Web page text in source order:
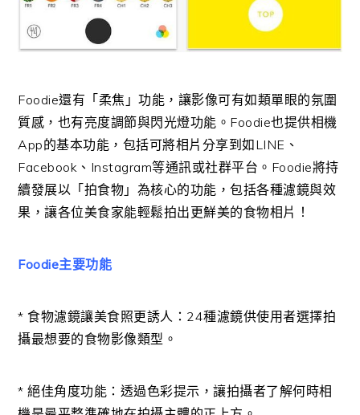
Foodie還有「柔焦」功能，讓影像可有如類單眼的氛圍
質感，也有亮度調節與閃光燈功能。Foodie也提供相機
App的基本功能，包括可將相片分享到如LINE、
Facebook、Instagram等通訊或社群平台。Foodie將持
續發展以「拍食物」為核心的功能，包括各種濾鏡與效
果，讓各位美食家能輕鬆拍出更鮮美的食物相片！
Foodie主要功能
* 食物濾鏡讓美食照更誘人：24種濾鏡供使用者選擇拍
攝最想要的食物影像類型。
* 絕佳角度功能：透過色彩提示，讓拍攝者了解何時相